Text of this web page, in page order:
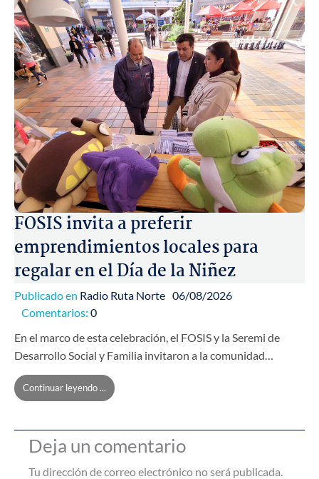
FOSIS invita a preferir
emprendimientos locales para
regalar en el Día de la Niñez
Publicado en Radio Ruta Norte 06/08/2026
Comentarios: 0
En el marco de esta celebración, el FOSIS y la Seremi de
Desarrollo Social y Familia invitaron a la comunidad…
Continuar leyendo ...
Deja un comentario
Tu dirección de correo electrónico no será publicada.